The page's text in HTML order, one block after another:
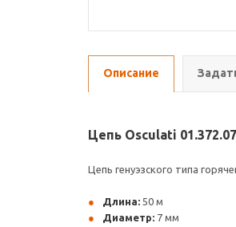
Описание
Цепь Osculati
Цепь генуэзского типа
Длина: 50 м
Диаметр: 7 мм